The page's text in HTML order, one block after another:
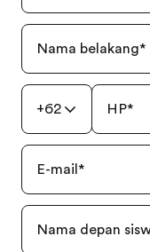
Nama belakang*
+62 HP*
E-mail *
Nama depan